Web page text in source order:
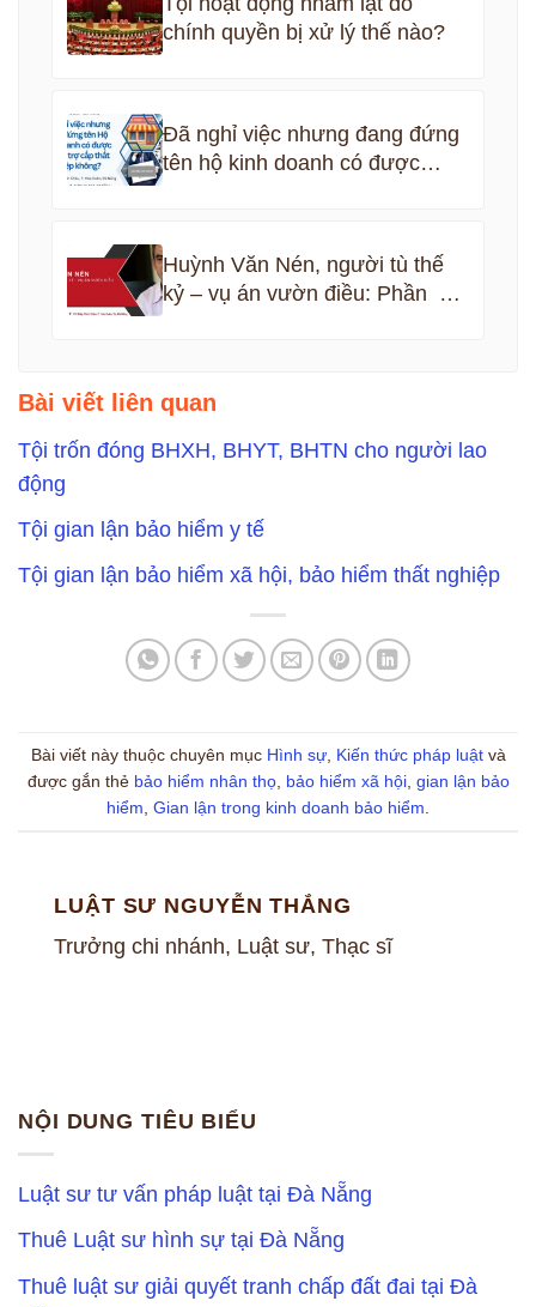
chính quyền bị xử lý thế nào?
Đã nghỉ việc nhưng đang đứng
tên hộ kinh doanh có được
Huỳnh Văn Nén, người tù thế
kỷ – vụ án vườn điều: Phần 5
kết thúc
Bài viết liên quan
Tội trốn đóng BHXH, BHYT, BHTN cho người lao
động
Tội gian lận bảo hiểm y tế
Tội gian lận bảo hiểm xã hội, bảo hiểm thất nghiệp
Bài viết này thuộc chuyên mục Hình sự, Kiến thức pháp luậtvà
được gắn thẻ bảo hiểm nhân thọ, bảo hiểm xã hội, gian lận bảo
hiểm Gian lận trong kinh doanh bảo hiểm
LUẬT SƯ NGUYỄN THẮNG
Trưởng chi nhánh, Luật sư, Thạc sĩ
NỘI DUNG TIÊU BIỂU
Luật sư tư vấn pháp luật tại Đà Nẵng
Thuê Luật sư hình sự tại Đà Nẵng
Thuê luật sư giải quyết tranh chấp đất đai tại Đà